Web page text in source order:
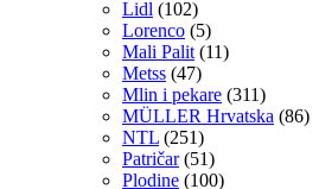
Lidl (102)
Lorenco (5)
Mali Palit (11)
Metss (47)
Mlin i pekare (311)
MÜLLER Hrvatska (86)
NTL (251)
Patričar(51)
Plodine (100)